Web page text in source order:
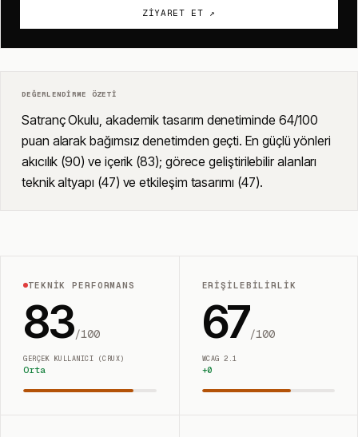
ZIYARET ET ↗
DEĞERLENDIRME ÖZETI
Satranç Okulu, akademik tasarım denetiminde 64/100
puan alarak bağımsız denetimden geçti. En güçlü yönleri
akıcılık (90) ve içerik (83); görece geliştirilebilir alanları
teknik altyapı (47) ve etkileşim tasarımı (47).
TEKNIK PERFORMANS
83/100
GERÇEK KULLANICI (CRUX)
Orta
ERIŞILEBILIRLIK
67/100
WCAG 2.1
+0